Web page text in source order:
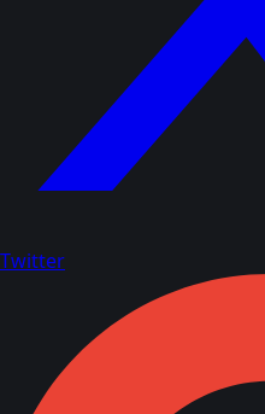
Twitter